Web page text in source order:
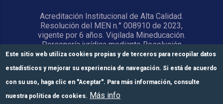
Acreditación Institucional de Alta Calidad.
Resolución del MEN n.° 008910 de 2023,
vigente por 6 años. Vigilada Mineducación.
Personería jurídica mediante Resolución
1876 del 5 de junio de 1967. Reconocida
como Universidad por el Ministerio de
Educación Nacional mediante Resolución
15818 del 31 de octubre de 1978.
© Universidad Central 2026
Este sitio web utiliza cookies propias y de terceros para recopilar datos
estadísticos y mejorar su experiencia de navegación. Si está de acuerdo
con su uso, haga clic en "Aceptar". Para más información, consulte
nuestra política de cookies. Más info